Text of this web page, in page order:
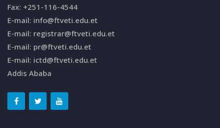
Fax: +251-116-4544
E-mail: info@ftveti.edu.et
E-mail: registrar@ftveti.edu.et
E-mail: pr@ftveti.edu.et
E-mail: ictd@ftveti.edu.et
Addis Ababa